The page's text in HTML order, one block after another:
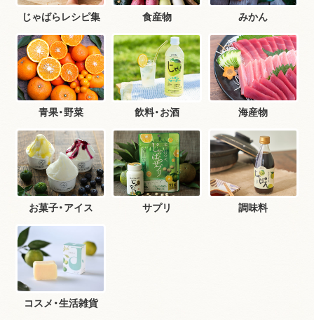
じゃばらレシピ集 食産物 みかん
青果・野菜 飲料・お酒 海産物
お菓子・アイス サプリ 調味料
コスメ・生活雑貨